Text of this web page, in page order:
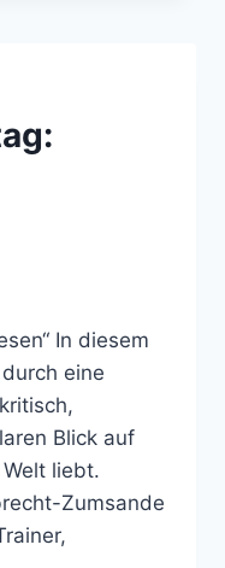
In diesem
eine
Blick auf
liebt.
Zumsande